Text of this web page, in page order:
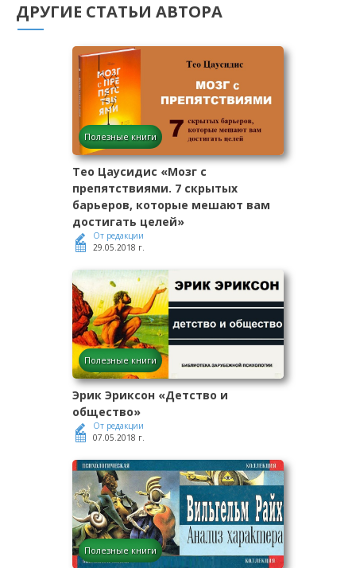
ДРУГИЕ СТАТЬИ АВТОРА
Полезные книги
Тео Цаусидис «Мозг с
препятствиями. 7 скрытых
барьеров, которые мешают вам
достигать целей»
От редакции
29.05.2018 г.
Полезные книги
Эрик Эриксон «Детство и
общество»
От редакции
07.05.2018 г.
Полезные книги